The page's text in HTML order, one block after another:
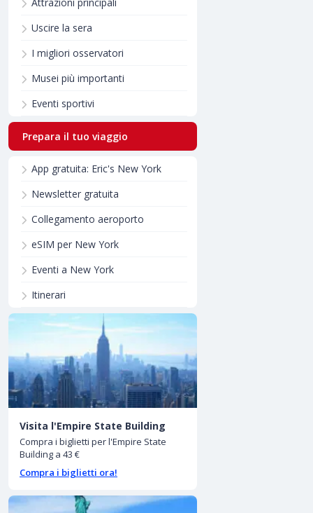
Attrazioni principali
Uscire la sera
I migliori osservatori
Musei più importanti
Eventi sportivi
Prepara il tuo viaggio
App gratuita: Eric's New York
Newsletter gratuita
Collegamento aeroporto
eSIM per New York
Eventi a New York
Itinerari
Visita l'Empire State Building
Compra i biglietti per l'Empire State
Building a 43 €
Compra i biglietti ora!